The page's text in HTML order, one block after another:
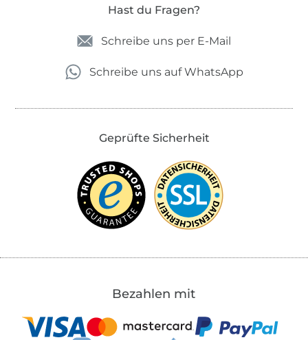
Hast du Fragen?
Schreibe uns per E-Mail
Schreibe uns auf WhatsApp
Geprüfte Sicherheit
Bezahlen mit